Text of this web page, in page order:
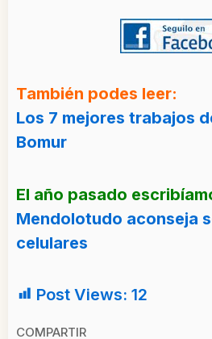
También podes leer:
Los 7 mejores trabajos
Bomur
El año pasado
Mendolotudo aconseja
celulares
Post Views: 12
COMPARTIR